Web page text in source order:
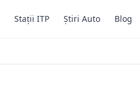
Stații ITP Știri Auto Blog